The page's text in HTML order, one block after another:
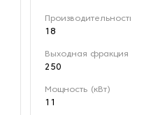
Производительность
18
Выходная фракция
250
Мощность (кВт)
11